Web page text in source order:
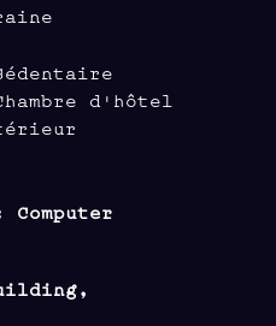
d'hôtel